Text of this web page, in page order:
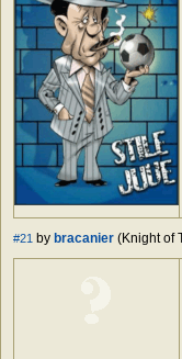
#21 by bracanier (Knight of